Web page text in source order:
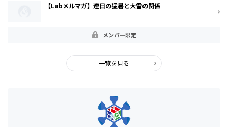
【Labメルマガ】連日の猛暑と大雪の関係
メンバー限定
一覧を見る